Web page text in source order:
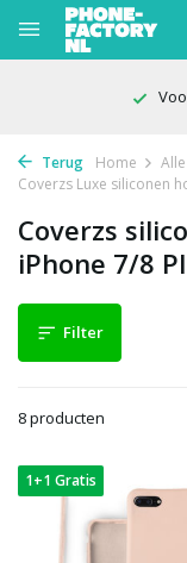
Terug Home
Coverzs Luxe siliconen
Coverzs
iPhone 7/8
Filter
8 producten
1+1 Gratis